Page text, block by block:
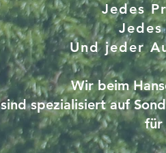
Jedes
Und jeder
Wir beim
sind spezialisiert auf
für